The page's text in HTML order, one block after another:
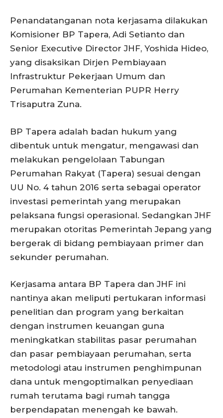
Penandatanganan nota kerjasama dilakukan
Komisioner BP Tapera, Adi Setianto dan
Senior Executive Director JHF, Yoshida Hideo,
yang disaksikan Dirjen Pembiayaan
Infrastruktur Pekerjaan Umum dan
Perumahan Kementerian PUPR Herry
Trisaputra Zuna.
BP Tapera adalah badan hukum yang
dibentuk untuk mengatur, mengawasi dan
melakukan pengelolaan Tabungan
Perumahan Rakyat (Tapera) sesuai dengan
UU No. 4 tahun 2016 serta sebagai operator
investasi pemerintah yang merupakan
pelaksana fungsi operasional. Sedangkan JHF
merupakan otoritas Pemerintah Jepang yang
bergerak di bidang pembiayaan primer dan
sekunder perumahan.
Kerjasama antara BP Tapera dan JHF ini
nantinya akan meliputi pertukaran informasi
penelitian dan program yang berkaitan
dengan instrumen keuangan guna
meningkatkan stabilitas pasar perumahan
dan pasar pembiayaan perumahan, serta
metodologi atau instrumen penghimpunan
dana untuk mengoptimalkan penyediaan
rumah terutama bagi rumah tangga
berpendapatan menengah ke bawah.